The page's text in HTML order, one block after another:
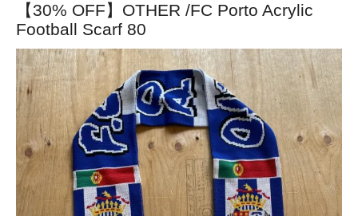
【30% OFF】OTHER /FC Porto Acrylic
Football Scarf 80